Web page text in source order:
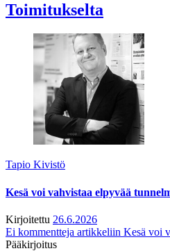
Toimitukselta
Tapio Kivistö
Kesä voi vahvistaa elpyvää
Kirjoitettu 26.6.2026
Ei kommentteja artikkeliin Kesä voi
Pääkirjoitus